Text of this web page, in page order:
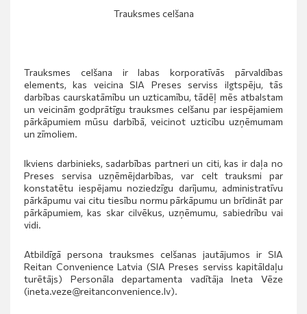
Trauksmes celšana
Trauksmes celšana ir labas korporatīvās pārvaldības
elements, kas veicina SIA Preses serviss ilgtspēju, tās
darbības caurskatāmību un uzticamību, tādēļ mēs atbalstam
un veicinām godprātīgu trauksmes celšanu par iespējamiem
pārkāpumiem mūsu darbībā, veicinot uzticību uzņēmumam
un zīmoliem.
Ikviens darbinieks, sadarbības partneri un citi, kas ir daļa no
Preses servisa uzņēmējdarbības, var celt trauksmi par
konstatētu iespējamu noziedzīgu darījumu, administratīvu
pārkāpumu vai citu tiesību normu pārkāpumu un brīdināt par
pārkāpumiem, kas skar cilvēkus, uzņēmumu, sabiedrību vai
vidi.
Atbildīgā persona trauksmes celšanas jautājumos ir SIA
Reitan Convenience Latvia (SIA Preses serviss kapitāldaļu
turētājs) Personāla departamenta vadītāja Ineta Vēze
(ineta.veze@reitanconvenience.lv).